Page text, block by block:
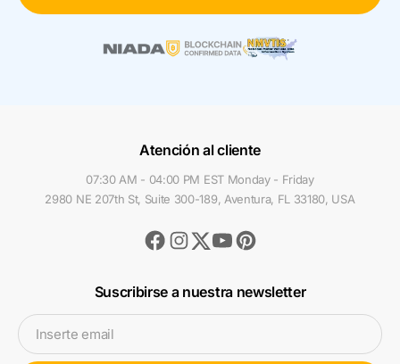
Atención al cliente
07:30 AM - 04:00 PM EST Monday - Friday
2980 NE 207th St, Suite 300-189, Aventura, FL 33180, USA
Facebook
Instagram
TwitterYoutubePinterest
Suscribirse a nuestra newsletter
Inserte email